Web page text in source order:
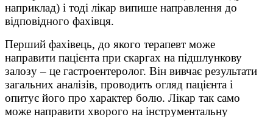
наприклад) і тоді лікар випише направлення до
відповідного фахівця.
Перший фахівець, до якого терапевт може
направити пацієнта при скаргах на підшлункову
залозу – це гастроентеролог. Він вивчає результати
загальних аналізів, проводить огляд пацієнта і
опитує його про характер болю. Лікар так само
може направити хворого на інструментальну